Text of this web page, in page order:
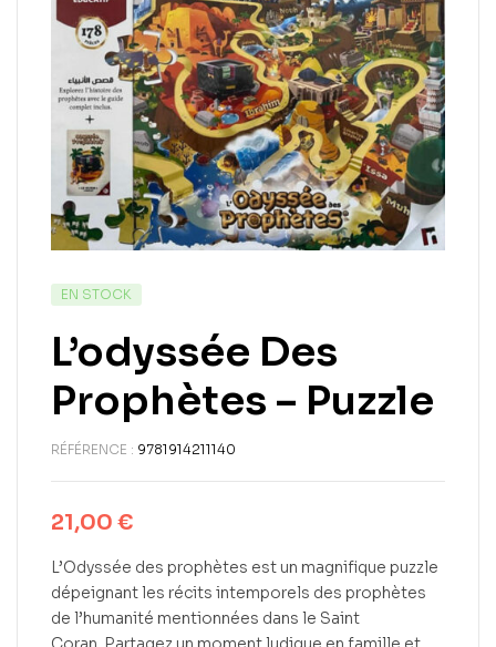
EN STOCK
L’odyssée Des
Prophètes – Puzzle
RÉFÉRENCE : 9781914211140
21,00 €
L’Odyssée des prophètes est un magnifique puzzle
dépeignant les récits intemporels des prophètes
de l’humanité mentionnées dans le Saint